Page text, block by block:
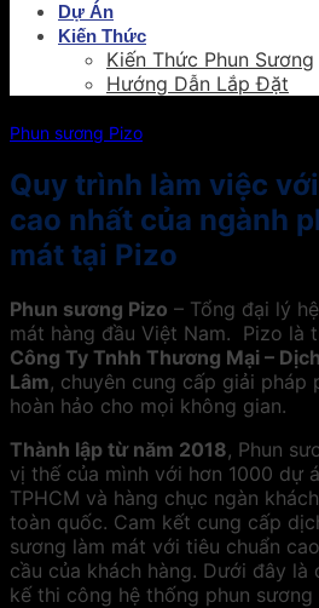
Dự Án
Kiến Thức
Kiến Thức Phun Sương
Hướng Dẫn Lắp Đặt
Phun sương Pizo
Quy trình làm việc
cao nhất của ngành
mát tại Pizo
Phun sương Pizo – Tổng đại lý
mát hàng đầu Việt Nam. Pizo là
Công Ty Tnhh Thương Mại –
Lâm, chuyên cung cấp giải pháp
hoàn hảo cho mọi không gian.
Thành lập từ năm 2018, Phun
vị thế của mình với hơn 1000 dự
TPHCM và hàng chục ngàn
toàn quốc. Cam kết cung cấp
sương làm mát với tiêu chuẩn
cầu của khách hàng. Dưới đây
kế thi công hệ thống phun sương